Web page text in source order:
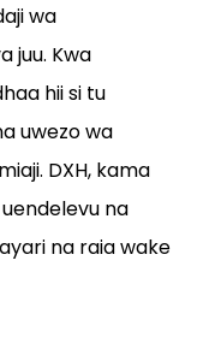
wa
juu. Kwa
hii si tu
uwezo wa
DXH, kama
na
na raia wake